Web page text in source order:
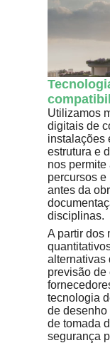
Utilizamos
digitais de
instalações
estrutura e
nos
percursos
antes da
disciplinas.
A partir dos
alternativas
previsão de
tecnologia
de desenho
de tomada
segurança